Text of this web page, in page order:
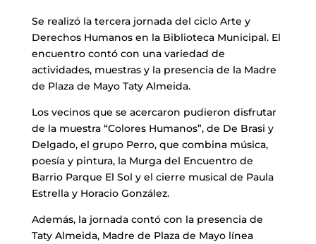
Se realizó la tercera jornada del ciclo Arte y
Derechos Humanos en la Biblioteca Municipal. El
encuentro contó con una variedad de
actividades, muestras y la presencia de la Madre
de Plaza de Mayo Taty Almeida.
Los vecinos que se acercaron pudieron disfrutar
de la muestra “Colores Humanos”, de De Brasi y
Delgado, el grupo Perro, que combina música,
poesía y pintura, la Murga del Encuentro de
Barrio Parque El Sol y el cierre musical de Paula
Estrella y Horacio González.
Además, la jornada contó con la presencia de
Taty Almeida, Madre de Plaza de Mayo línea